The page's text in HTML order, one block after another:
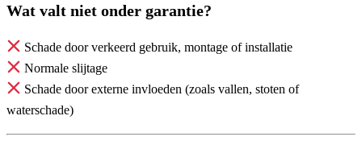
Wat valt niet onder garantie?
Schade door verkeerd gebruik, montage of installatie
Normale slijtage
Schade door externe invloeden (zoals vallen, stoten of
waterschade)